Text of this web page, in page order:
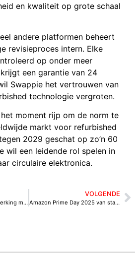
en kwaliteit op grote schaal
andere platformen beheert
revisieproces intern. Elke
op onder meer
een garantie van 24
Swappie het vertrouwen van
technologie vergroten.
moment rijp om de norm te
markt voor refurbished
2029 geschat op zo’n 60
wil een leidende rol spelen in
circulaire elektronica.
IFA Berlin start samenwerking met WeAreDevelopers rond ‘kunstmatige intelligentie en software-innovatie’
VOLGENDE
Amazon Prime Day 2025 van start met kortingen op elektronica